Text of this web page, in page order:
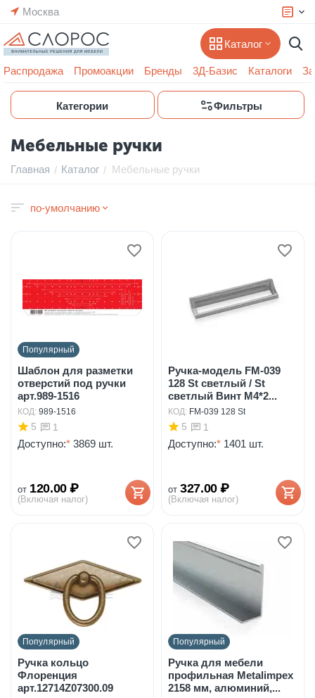
Москва
Каталог
Распродажа Промоакции Бренды 3Д-Базис Каталоги
Категории Фильтры
Мебельные ручки
Главная / Каталог / Мебельные ручки
по-умолчанию
Популярный
Шаблон для разметки
отверстий под ручки
арт.989-1516
КОД: 989-1516
5 1
Доступно:* 3869 шт.
от 120.00 ₽
(Включая налог)
Ручка-модель FM-039
128 St светлый / St
светлый Винт М4*2...
КОД: FM-039 128 St
5 1
Доступно:* 1401 шт.
от 327.00 ₽
(Включая налог)
Популярный
Ручка кольцо
Флоренция
арт.12714Z07300.09
Популярный
Ручка для мебели
профильная Metalimpex
2158 мм, алюминий,...